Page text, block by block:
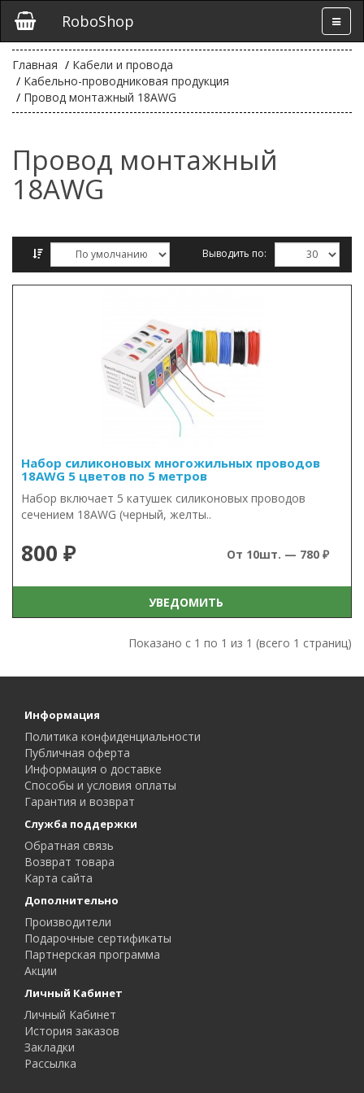
RoboShop
Главная
Кабели и провода
Кабельно-проводниковая продукция
Провод монтажный 18AWG
Провод монтажный
18AWG
Выводить по:
Набор силиконовых многожильных проводов
18AWG 5 цветов по 5 метров
Набор включает 5 катушек силиконовых проводов
сечением 18AWG (черный, желты..
800 ₽ От 10шт. — 780 ₽
УВЕДОМИТЬ
Показано с 1 по 1 из 1 (всего 1 страниц)
Информация
Политика конфиденциальности
Публичная оферта
Информация о доставке
Способы и условия оплаты
Гарантия и возврат
Служба поддержки
Обратная связь
Возврат товара
Карта сайта
Дополнительно
Производители
Подарочные сертификаты
Партнерская программа
Акции
Личный Кабинет
Личный Кабинет
История заказов
Закладки
Рассылка